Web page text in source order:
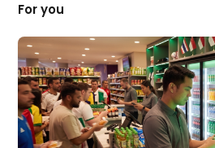
For you